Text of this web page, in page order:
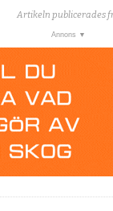
Artikeln publicerades